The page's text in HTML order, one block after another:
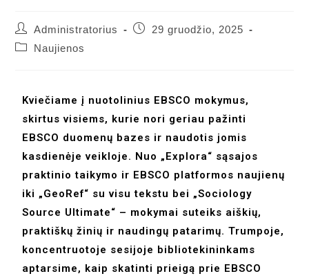
Administratorius
29 gruodžio, 2025
Naujienos
Kviečiame į nuotolinius EBSCO mokymus,
skirtus visiems, kurie nori geriau pažinti
EBSCO duomenų bazes ir naudotis jomis
kasdienėje veikloje. Nuo „Explora“ sąsajos
praktinio taikymo ir EBSCO platformos naujienų
iki „GeoRef“ su visu tekstu bei „Sociology
Source Ultimate“ – mokymai suteiks aiškių,
praktiškų žinių ir naudingų patarimų. Trumpoje,
koncentruotoje sesijoje bibliotekininkams
aptarsime, kaip skatinti prieigą prie EBSCO